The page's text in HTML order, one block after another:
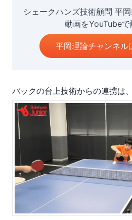
シェークハンズ技術顧問 平
動画をYouTubeで
平岡理論チャンネル
バックの台上技術からの連携は、